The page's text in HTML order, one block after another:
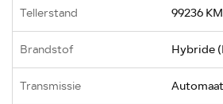
Tellerstand 99236 KM
Brandstof Hybride
Transmissie Automaat